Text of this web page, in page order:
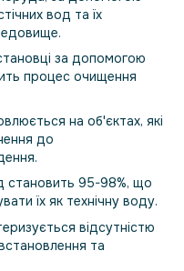
вод та їх
за допомогою
процес очищення
на об'єктах, які
до
становить 95-98%, що
їх як технічну воду.
відсутністю
та